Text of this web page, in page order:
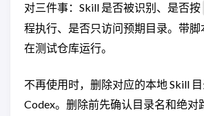
对三件事：Skill 是否被识别、是否按
程执行、是否只访问预期目录。带脚
在测试仓库运行。
不再使用时，删除对应的本地 Skill
Codex。删除前先确认目录名和绝对